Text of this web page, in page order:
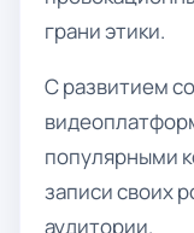
грани этики.
С развитием
популярными
записи своих
аудитории.